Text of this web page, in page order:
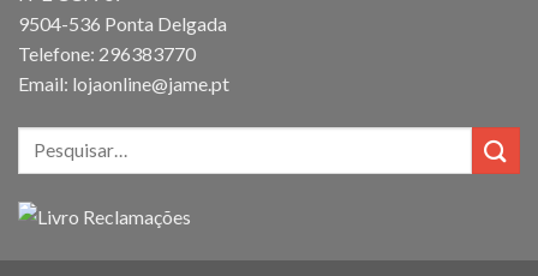
9504-536 Ponta Delgada
Telefone: 296383770
Email: lojaonline@jame.pt